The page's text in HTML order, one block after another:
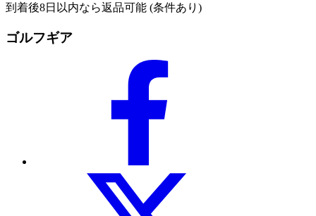
到着後8日以内なら返品可能 (条件あり)
ゴルフギア